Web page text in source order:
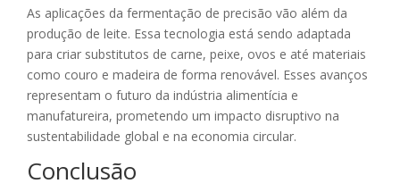
As aplicações da fermentação de precisão vão além da
produção de leite. Essa tecnologia está sendo adaptada
para criar substitutos de carne, peixe, ovos e até materiais
como couro e madeira de forma renovável. Esses avanços
representam o futuro da indústria alimentícia e
manufatureira, prometendo um impacto disruptivo na
sustentabilidade global e na economia circular.
Conclusão